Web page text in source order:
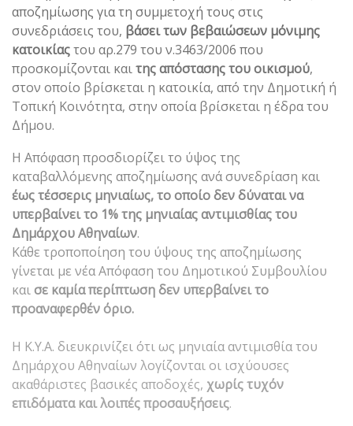
αποζημίωσης για τη συμμετοχή τους στις
συνεδριάσεις του, βάσει των βεβαιώσεων μόνιμης
κατοικίαςτου αρ.279 του ν.3463/2006 που
προσκομίζονται καιτης απόστασης του οικισμού,
στον οποίο βρίσκεται η κατοικία, από την Δημοτική ή
Τοπική Κοινότητα, στην οποία βρίσκεται η έδρα του
Δήμου.
Η Απόφαση προσδιορίζει το ύψος της
καταβαλλόμενης αποζημίωσης ανά συνεδρίαση και
έως τέσσερις μηνιαίως, το οποίο δεν δύναται να
υπερβαίνει το 1% της μηνιαίας αντιμισθίας του
Δημάρχου Αθηναίων.
Κάθε τροποποίηση του ύψους της αποζημίωσης
γίνεται με νέα Απόφαση του Δημοτικού Συμβουλίου
καισε καμία περίπτωση δεν υπερβαίνει το
προαναφερθέν όριο.
H K.Y.A. διευκρινίζει ότι ως μηνιαία αντιμισθία του
Δημάρχου Αθηναίων λογίζονται οι ισχύουσες
ακαθάριστες βασικές αποδοχές, χωρίς τυχόν
επιδόματα και λοιπές προσαυξήσεις.